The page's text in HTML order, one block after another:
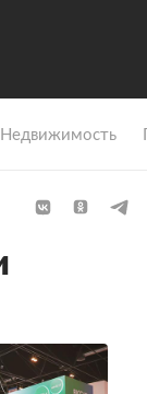
Недвижимость